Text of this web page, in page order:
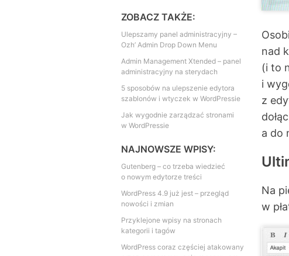
nad
(i to
i
z
a do
Na
w
ZOBACZ TAKŻE:
Ulepszamy panel administracyjny –
Ozh’ Admin Drop Down Menu
Admin Management Xtended – panel
administracyjny na sterydach
5 sposobów na ulepszenie edytora
szablonów i wtyczek w WordPressie
Jak wygodnie zarządzać stronami
w WordPressie
NAJNOWSZE WPISY:
Gutenberg – co trzeba wiedzieć
o nowym edytorze treści
WordPress 4.9 już jest – przegląd
nowości i zmian
Przyklejone wpisy na stronach
kategorii i tagów
WordPress coraz częściej atakowany